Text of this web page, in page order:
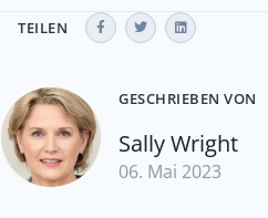
TEILEN
GESCHRIEBEN VON
Sally Wright
06. Mai 2023